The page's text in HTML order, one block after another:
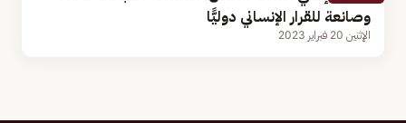
وصانعة للقرار الإنساني دوليًّا
الإثنين 20 فبراير 2023